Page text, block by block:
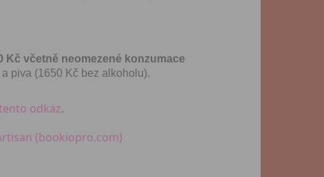
Kč včetně neomezené konzumace
piva (1650 Kč bez alkoholu).
odkaz.
(bookiopro.com)